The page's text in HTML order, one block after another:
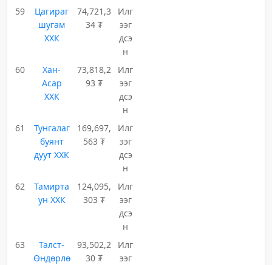
59
Цагираг
шугам
ХХК
74,721,3
34 ₮
Илг
ээг
дсэ
н
60
Хан-
Асар
ХХК
73,818,2
93 ₮
Илг
ээг
дсэ
н
61
Тунгалаг
буянт
дуут ХХК
169,697,
563 ₮
Илг
ээг
дсэ
н
62
Тамирта
ун ХХК
124,095,
303 ₮
Илг
ээг
дсэ
н
63
Талст-
Өндөрлө
93,502,2
30 ₮
Илг
ээг